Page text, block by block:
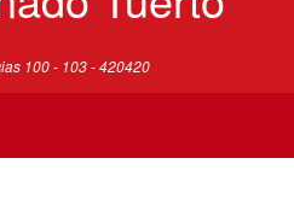
100 - 103 - 420420